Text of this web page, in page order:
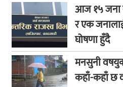
आज १५ जना
र एक
घोषणा हुँदै
मनसुनी
कहाँ-कहाँ छ